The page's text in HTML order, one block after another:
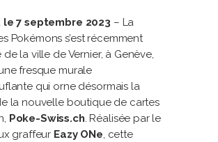
le 7 septembre 2023 – La
Pokémons s’est récemment
la ville de Vernier, à Genève,
fresque murale
qui orne désormais la
la nouvelle boutique de cartes
Poke-Swiss.ch. Réalisée par le
graffeur Eazy ONe, cette